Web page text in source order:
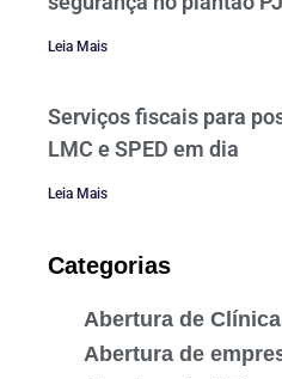
Leia Mais
Serviços fiscais para
LMC e SPED em dia
Leia Mais
Categorias
Abertura de
Abertura de